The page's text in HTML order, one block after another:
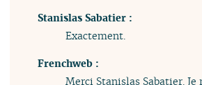
Stanislas Sabatier :
Exactement.
Frenchweb :
Merci Stanislas Sabatier. Je